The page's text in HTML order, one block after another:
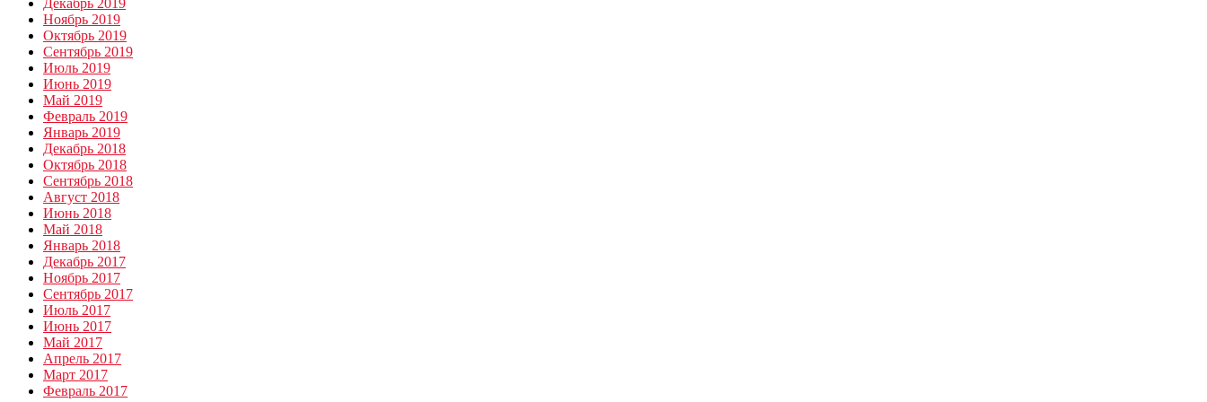
Декабрь 2019
Ноябрь 2019
Октябрь 2019
Сентябрь 2019
Июль 2019
Июнь 2019
Май 2019
Февраль 2019
Январь 2019
Декабрь 2018
Октябрь 2018
Сентябрь 2018
Август 2018
Июнь 2018
Май 2018
Январь 2018
Декабрь 2017
Ноябрь 2017
Сентябрь 2017
Июль 2017
Июнь 2017
Май 2017
Апрель 2017
Март 2017
Февраль 2017